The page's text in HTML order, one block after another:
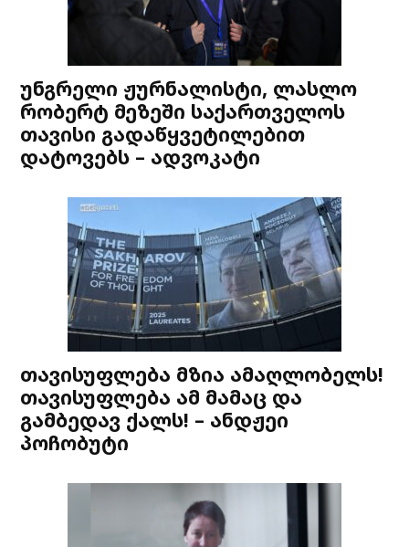
უნგრელი ჟურნალისტი, ლასლო
რობერტ მეზეში საქართველოს
თავისი გადაწყვეტილებით
დატოვებს – ადვოკატი
თავისუფლება მზია ამაღლობელს!
თავისუფლება ამ მამაც და
გამბედავ ქალს! – ანდჟეი
პოჩობუტი